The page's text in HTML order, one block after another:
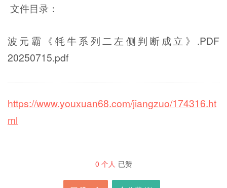
文件目录：
波元霸《牦牛系列二左侧判断成立》.PDF
20250715.pdf
https://www.youxuan68.com/jiangzuo/174316.ht
ml
0 个人 已赞